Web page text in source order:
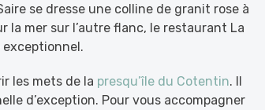
se dresse une colline de granit rose à
la mer sur l’autre flanc, le restaurant La
exceptionnel.
les mets de la presqu’île du Cotentin. Il
d’exception. Pour vous accompagner